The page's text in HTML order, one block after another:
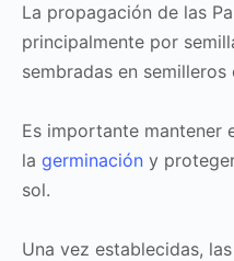
La propagación de las
principalmente por
sembradas en
Es importante mantener
la germinación y
sol.
Una vez establecidas,